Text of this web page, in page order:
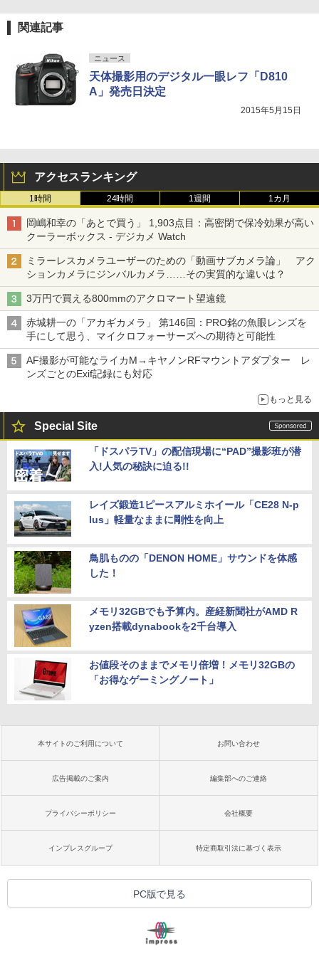
関連記事
ニュース
天体撮影用のデジタル一眼レフ「D810
A」発売日決定
2015年5月15日
アクセスランキング
1時間 24時間 1週間 1カ月
岡嶋和幸の「あとで買う」 1,903点目：高密閉で保冷効果が高い
クーラーボックス - デジカメ Watch
ミラーレスカメラユーザーのための「動画サブカメラ論」 アク
ションカメラにジンバルカメラ……その実質的な違いは？
3万円で買える800mmのアクロマート望遠鏡
赤城耕一の「アカギカメラ」 第146回：PRO銘の魚眼レンズを
手にして思う、マイクロフォーサーズへの期待と可能性
AF撮影が可能なライカM→キヤノンRFマウントアダプター レ
ンズごとのExif記録にも対応
もっと見る
Special Site
「ドスパラTV」の配信現場に“PAD”撮影班が潜
入!人気の秘訣に迫る!!
レイズ鍛造1ピースアルミホイール「CE28 N-p
lus」軽量なままに剛性を向上
鳥肌ものの「DENON HOME」サウンドを体感
した！
メモリ32GBでも予算内。産経新聞社がAMD R
yzen搭載dynabookを2千台導入
お値段そのままでメモリ倍増！メモリ32GBの
「お得なゲーミングノート」
本サイトのご利用について お問い合わせ
広告掲載のご案内 編集部へのご連絡
プライバシーポリシー 会社概要
インプレスグループ 特定商取引法に基づく表示
PC版で見る